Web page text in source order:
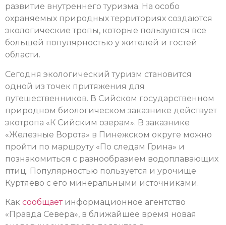
развитие внутреннего туризма. На особо
охраняемых природных территориях создаются
экологические тропы, которые пользуются все
большей популярностью у жителей и гостей
области.
Сегодня экологический туризм становится
одной из точек притяжения для
путешественников. В Сийском государственном
природном биологическом заказнике действует
экотропа «К Сийским озерам». В заказнике
«Железные Ворота» в Пинежском округе можно
пройти по маршруту «По следам Грина» и
познакомиться с разнообразием водоплавающих
птиц. Популярностью пользуется и урочище
Куртяево с его минеральными источниками.
Как сообщаетинформационное агентство
«Правда Севера», в ближайшее время новая